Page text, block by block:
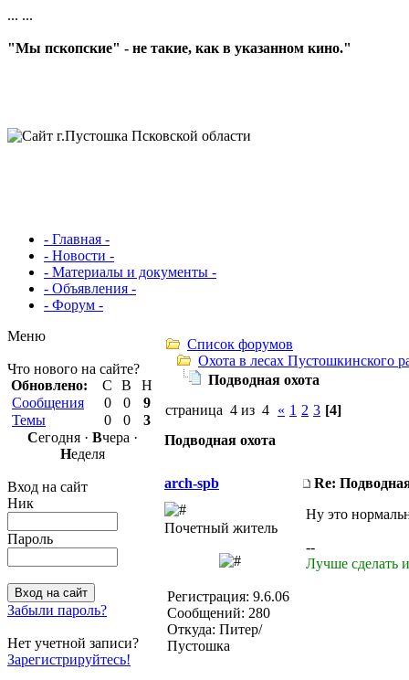
... ...
"Мы пскопские" - не такие, как в указанном кино."
- Главная -
- Новости -
- Материалы и документы -
- Объявления -
- Форум -
Меню
Что нового на сайте?
Обновлено:
С В
Н
Сообщения
0 0
9
Темы
0 0
3
Сегодня · Вчера ·
Неделя
Вход на сайт
Ник
Пароль
Забыли пароль?
Нет учетной записи?
Зарегистрируйтесь!
Список форумов
Охота в лесах Пустошкинского
Подводная охота
страница 4 из 4 « 1 2 3 [4]
Подводная охота
arch-spb Re:
Почетный житель
Регистрация: 9.6.06
Сообщений: 280
Откуда: Питер/
Пустошка
Ну это
--
Лучше сделать